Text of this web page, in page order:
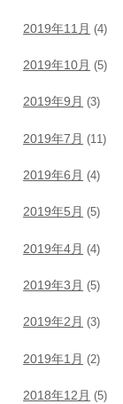
2019年11月 (4)
2019年10月 (5)
2019年9月 (3)
2019年7月 (11)
2019年6月 (4)
2019年5月 (5)
2019年4月 (4)
2019年3月 (5)
2019年2月 (3)
2019年1月 (2)
2018年12月 (5)